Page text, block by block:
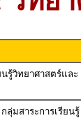
รู้วิทยาศาสตร์และ
ลุ่มสาระการเรียนรู้